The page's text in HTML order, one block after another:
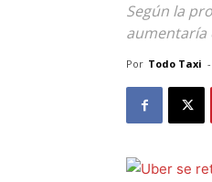
Según la
aumentaría
Por Todo Taxi -